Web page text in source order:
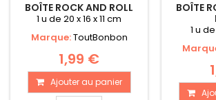
BOÎTE ROCK AND ROLL
1 u de 20 x 16 x 11 cm
Marque:ToutBonbon
1,99 €
Ajouter au panier
BOÎTE
1 u